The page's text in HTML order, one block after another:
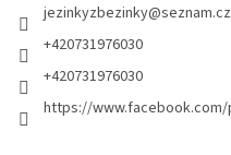
jezinkyzbezinky@seznam.cz
+420731976030
+420731976030
https://www.facebook.com/